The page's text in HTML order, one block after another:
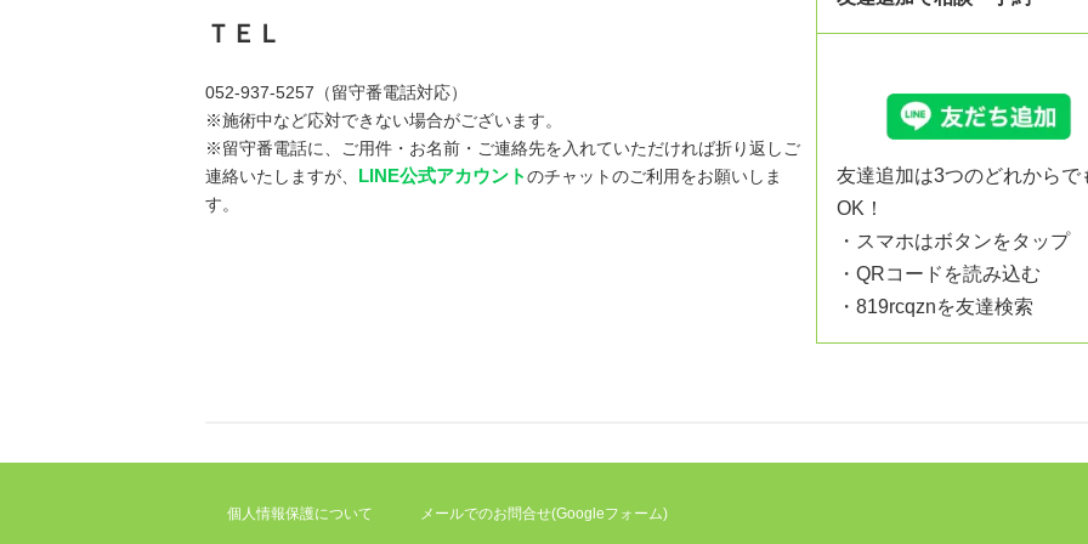
ＴＥＬ
052-937-5257（留守番電話対応）
※施術中など応対できない場合がございます。
※留守番電話に、ご用件・お名前・ご連絡先を入れていただければ折り返しご
連絡いたしますが、 LINE公式アカウントのチャットのご利用をお願いしま
す。
友達追加は3つのどれからで
OK！
・スマホはボタンをタップ
・QRコードを読み込む
・819rcqznを友達検索
個人情報保護について メールでのお問合せ(Googleフォーム)